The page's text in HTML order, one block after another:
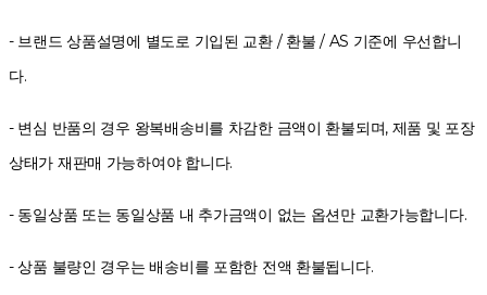
- 브랜드 상품설명에 별도로 기입된 교환 / 환불 / AS 기준에 우선합니
다.
- 변심 반품의 경우 왕복배송비를 차감한 금액이 환불되며, 제품 및 포장
상태가 재판매 가능하여야 합니다.
- 동일상품 또는 동일상품 내 추가금액이 없는 옵션만 교환가능합니다.
- 상품 불량인 경우는 배송비를 포함한 전액 환불됩니다.